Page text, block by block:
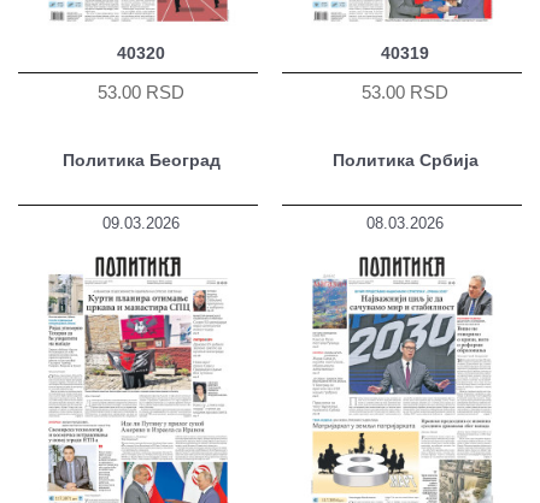
40320
53.00 RSD
40319
53.00 RSD
Политика Београд
09.03.2026
Политика Србија
08.03.2026